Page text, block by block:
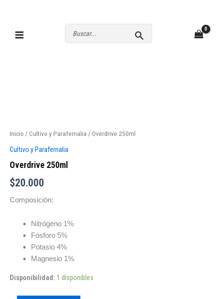
por:
Inicio / Cultivo y Parafernalia / Overdrive 250ml
Cultivo y Parafernalia
Overdrive 250ml
$20.000
Composición:
Nitrógeno 1%
Fósforo 5%
Potasio 4%
Magnesio 1%
Disponibilidad: 1 disponibles